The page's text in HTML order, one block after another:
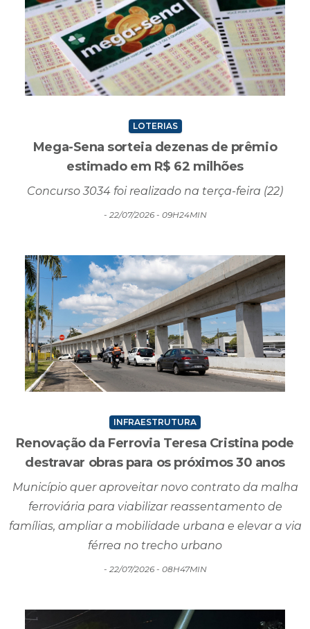
LOTERIAS
Mega-Sena sorteia dezenas de prêmio
estimado em R$ 62 milhões
Concurso 3034 foi realizado na terça-feira (22)
- 22/07/2026 - 09H24MIN
INFRAESTRUTURA
Renovação da Ferrovia Teresa Cristina pode
destravar obras para os próximos 30 anos
Município quer aproveitar novo contrato da malha
ferroviária para viabilizar reassentamento de
famílias, ampliar a mobilidade urbana e elevar a via
férrea no trecho urbano
- 22/07/2026 - 08H47MIN